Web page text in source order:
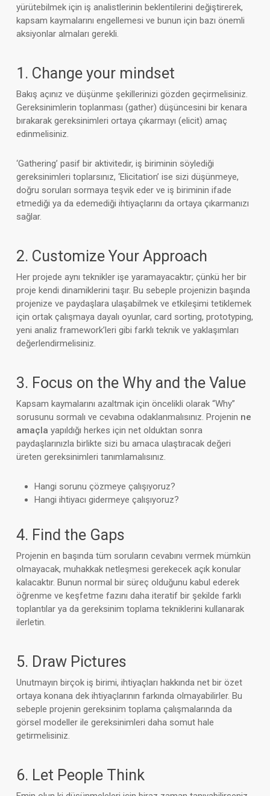
yürütebilmek için iş analistlerinin beklentilerini değiştirerek,
kapsam kaymalarını engellemesi ve bunun için bazı önemli
aksiyonlar almaları gerekli.
1. Change your mindset
Bakış açınız ve düşünme şekillerinizi gözden geçirmelisiniz.
Gereksinimlerin toplanması (gather) düşüncesini bir kenara
bırakarak gereksinimleri ortaya çıkarmayı (elicit) amaç
edinmelisiniz.
‘Gathering’ pasif bir aktivitedir, iş biriminin söylediği
gereksinimleri toplarsınız, ‘Elicitation’ ise sizi düşünmeye,
doğru soruları sormaya teşvik eder ve iş biriminin ifade
etmediği ya da edemediği ihtiyaçlarını da ortaya çıkarmanızı
sağlar.
2. Customize Your Approach
Her projede aynı teknikler işe yaramayacaktır; çünkü her bir
proje kendi dinamiklerini taşır. Bu sebeple projenizin başında
projenize ve paydaşlara ulaşabilmek ve etkileşimi tetiklemek
için ortak çalışmaya dayalı oyunlar, card sorting, prototyping,
yeni analiz framework’leri gibi farklı teknik ve yaklaşımları
değerlendirmelisiniz.
3. Focus on the Why and the Value
Kapsam kaymalarını azaltmak için öncelikli olarak “Why”
sorusunu sormalı ve cevabına odaklanmalısınız. Projenin ne
amaçla yapıldığı herkes için net olduktan sonra
paydaşlarınızla birlikte sizi bu amaca ulaştıracak değeri
üreten gereksinimleri tanımlamalısınız.
Hangi sorunu çözmeye çalışıyoruz?
Hangi ihtiyacı gidermeye çalışıyoruz?
4. Find the Gaps
Projenin en başında tüm soruların cevabını vermek mümkün
olmayacak, muhakkak netleşmesi gerekecek açık konular
kalacaktır. Bunun normal bir süreç olduğunu kabul ederek
öğrenme ve keşfetme fazını daha iteratif bir şekilde farklı
toplantılar ya da gereksinim toplama tekniklerini kullanarak
ilerletin.
5. Draw Pictures
Unutmayın birçok iş birimi, ihtiyaçları hakkında net bir özet
ortaya konana dek ihtiyaçlarının farkında olmayabilirler. Bu
sebeple projenin gereksinim toplama çalışmalarında da
görsel modeller ile gereksinimleri daha somut hale
getirmelisiniz.
6. Let People Think